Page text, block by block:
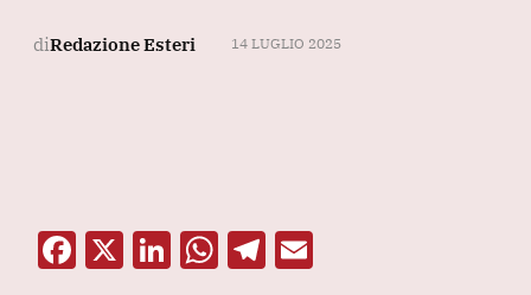
diRedazione Esteri 14 LUGLIO 2025
F X Li W T